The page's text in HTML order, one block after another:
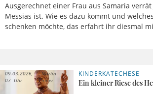
Ausgerechnet einer Frau aus Samaria verrät
Messias ist. Wie es dazu kommt und
schenken möchte, das erfahrt ihr diesmal
KINDERKATECHESE
Ein kleiner Riese des
09.03.2026,
07 Uhr
Martin
Linner